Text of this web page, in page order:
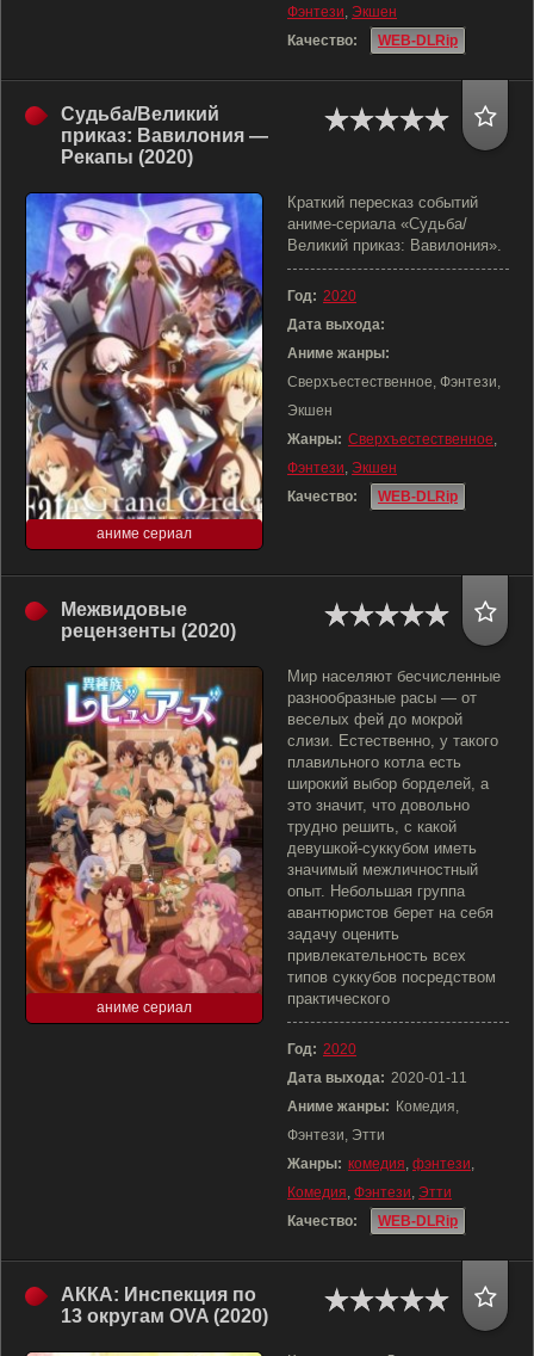
Фэнтези, Экшен
Качество:
WEB-DLRip
Судьба/Великий
приказ: Вавилония —
Рекапы (2020)
аниме сериал
Краткий пересказ событий
аниме-сериала «Судьба/
Великий приказ: Вавилония».
Год: 2020
Дата выхода:
Аниме жанры:
Сверхъестественное, Фэнтези,
Экшен
Жанры: Сверхъестественное,
Фэнтези, Экшен
Качество:
WEB-DLRip
Межвидовые
рецензенты (2020)
аниме сериал
Мир населяют бесчисленные
разнообразные расы — от
веселых фей до мокрой
слизи. Естественно, у такого
плавильного котла есть
широкий выбор борделей, а
это значит, что довольно
трудно решить, с какой
девушкой-суккубом иметь
значимый межличностный
опыт. Небольшая группа
авантюристов берет на себя
задачу оценить
привлекательность всех
типов суккубов посредством
практического
Год: 2020
Дата выхода: 2020-01-11
Аниме жанры: Комедия,
Фэнтези, Этти
Жанры: комедия, фэнтези,
Комедия, Фэнтези, Этти
Качество:
WEB-DLRip
АККА: Инспекция по
13 округам OVA (2020)